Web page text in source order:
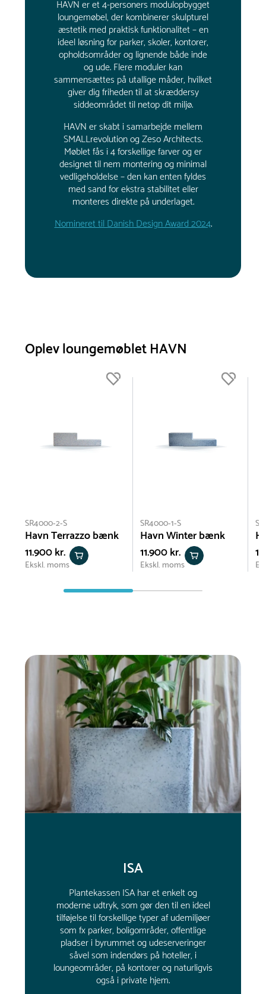
HAVN er et 4-personers modulopbygget
loungemøbel, der kombinerer skulpturel
æstetik med praktisk funktionalitet – en
ideel løsning for parker, skoler, kontorer,
opholdsområder og lignende både inde
og ude. Flere moduler kan
sammensættes på utallige måder, hvilket
giver dig friheden til at skræddersy
siddeområdet til netop dit miljø.
HAVN er skabt i samarbejde mellem
SMALLrevolution og Zeso Architects.
Møblet fås i 4 forskellige farver og er
designet til nem montering og minimal
vedligeholdelse – den kan enten fyldes
med sand for ekstra stabilitet eller
monteres direkte på underlaget.
Nomineret til Danish Design Award 2024.
Oplev loungemøblet HAVN
SR4000-2-S
Havn Terrazzo bænk
11.900 kr.
Ekskl. moms
SR4000-1-S
Havn Winter bænk
11.900 kr.
Ekskl. moms
ISA
Plantekassen ISA har et enkelt og
moderne udtryk, som gør den til en ideel
tilføjelse til forskellige typer af udemiljøer
som fx parker, boligområder, offentlige
pladser i byrummet og udeserveringer
såvel som indendørs på hoteller, i
loungeområder, på kontorer og naturligvis
også i private hjem.